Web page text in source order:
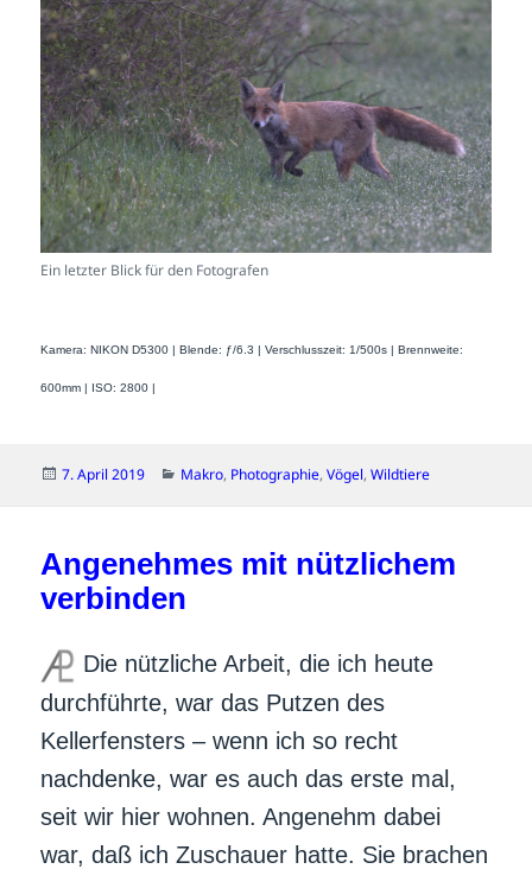
Ein letzter Blick für den Fotografen
Kamera: NIKON D5300 | Blende: ƒ/6.3 | Verschlusszeit: 1/500s | Brennweite:
600mm | ISO: 2800 |
Veröffentlicht
7. April 2019 Kategorien
Makro, Photographie,Vögel,Wildtiere
Angenehmes mit nützlichem
verbinden
Die nützliche Arbeit, die ich heute
durchführte, war das Putzen des
Kellerfensters – wenn ich so recht
nachdenke, war es auch das erste mal,
seit wir hier wohnen. Angenehm dabei
war, daß ich Zuschauer hatte. Sie brachen